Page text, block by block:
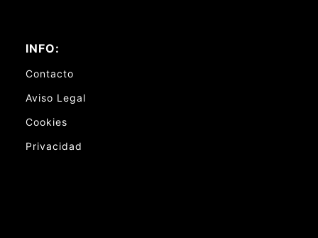
INFO:
Contacto
Aviso Legal
Cookies
Privacidad